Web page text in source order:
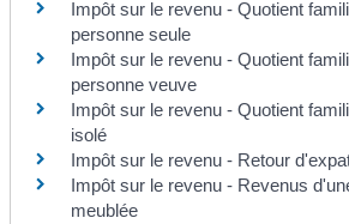
Impôt sur le revenu - Quotient
personne seule
Impôt sur le revenu - Quotient
personne veuve
Impôt sur le revenu - Quotient
isolé
Impôt sur le revenu - Retour
Impôt sur le revenu - Revenus
meublée